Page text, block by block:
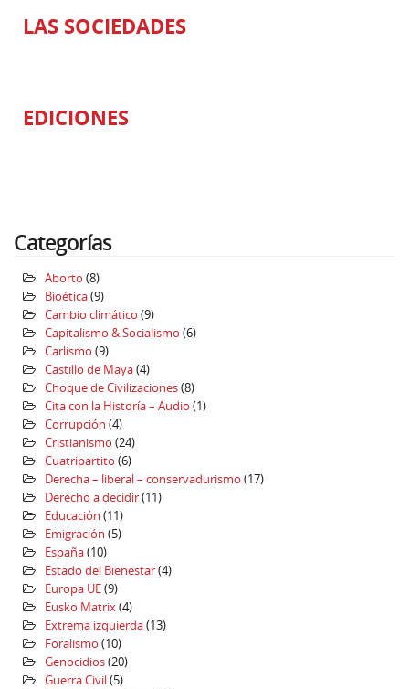
LAS SOCIEDADES
EDICIONES
Categorías
Aborto (8)
Bioética(9)
Cambio climático (9)
Capitalismo & Socialismo (6)
Carlismo (9)
Castillo de Maya(4)
Choque de Civilizaciones(8)
Cita con la Historía – Audio (1)
Corrupción (4)
Cristianismo (24)
Cuatripartito (6)
Derecha – liberal – conservadurismo (17)
Derecho a decidir(11)
Educación (11)
Emigración (5)
España(10)
Estado del Bienestar(4)
Europa UE(9)
Eusko Matrix(4)
Extrema izquierda(13)
Foralismo (10)
Genocidios(20)
Guerra Civil(5)